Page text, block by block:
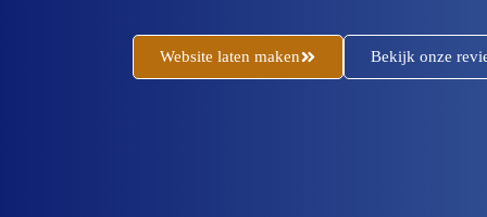
Website laten maken Bekijk onze